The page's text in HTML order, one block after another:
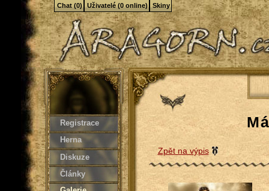
Registrace
Herna
Diskuze
Články
Zpět na výpis
Chat (0) Uživatelé (0 online) Skiny